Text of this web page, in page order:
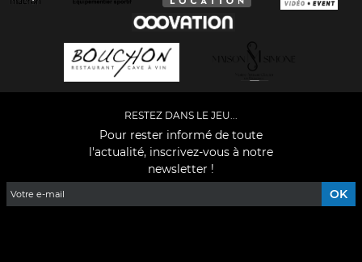
RESTEZ DANS LE JEU...
Pour rester informé de toute
l'actualité, inscrivez-vous à notre
newsletter !